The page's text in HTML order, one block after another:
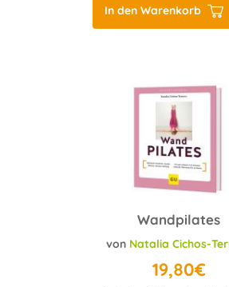
In den Warenkorb
Wandpilates
von Natalia Cichos-
19,80€